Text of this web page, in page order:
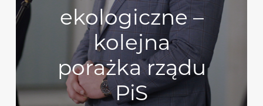
ekologiczne –
kolejna
porażka rządu
PiS